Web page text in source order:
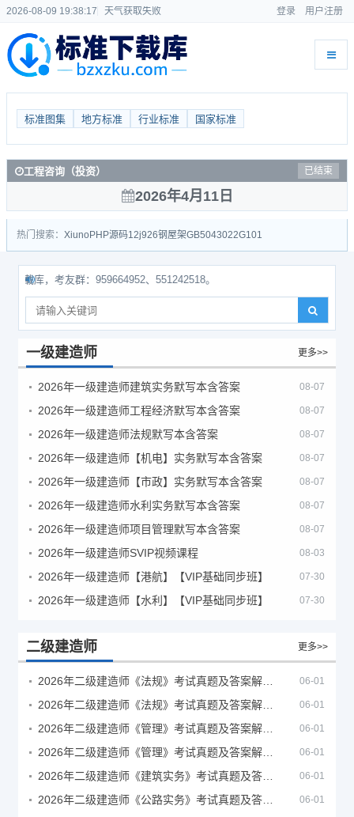
2026-08-09 19:38:17 天气获取失败 登录 用户注册
标准图集 地方标准 行业标准 国家标准
工程咨询（投资） 已结束
2026年4月11日
热门搜索： Xiuno PHP源码12j926钢屋架GB5043022G101
库，考友群：959664952、551242518。
一级建造师 更多>>
2026年一级建造师建筑实务默写本含答案 08-07
2026年一级建造师工程经济默写本含答案 08-07
2026年一级建造师法规默写本含答案 08-07
2026年一级建造师【机电】实务默写本含答案 08-07
2026年一级建造师【市政】实务默写本含答案 08-07
2026年一级建造师水利实务默写本含答案 08-07
2026年一级建造师项目管理默写本含答案 08-07
2026年一级建造师SVIP视频课程 08-03
2026年一级建造师【港航】【VIP基础同步班】 07-30
2026年一级建造师【水利】【VIP基础同步班】 07-30
二级建造师 更多>>
06-01
06-01
06-01
06-01
06-01
06-01